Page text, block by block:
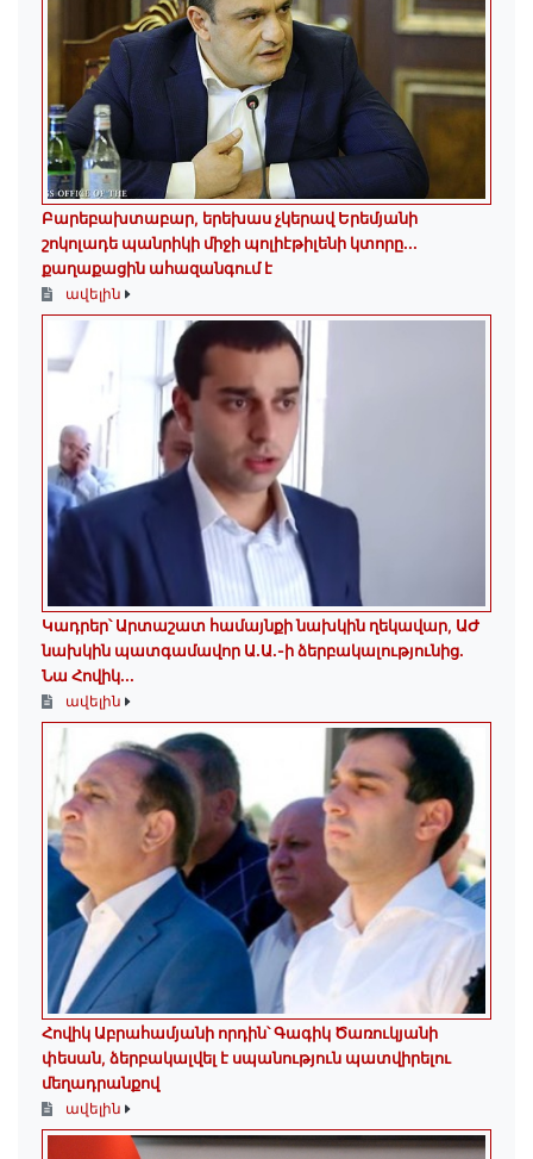
Բարեբախտաբար, երեխաս չկերավ Երեմյանի
շոկոլադե պանրիկի միջի պոլիէթիլենի կտորը․․․
քաղաքացին ահազանգում է
ավելին
Կադրեր՝ Արտաշատ համայնքի նախկին ղեկավար, ԱԺ
նախկին պատգամավոր Ա.Ա.-ի ձերբակալությունից.
Նա Հովիկ...
ավելին
Հովիկ Աբրահամյանի որդին՝ Գագիկ Ծառուկյանի
փեսան, ձերբակալվել է սպանություն պատվիրելու
մեղադրանքով
ավելին